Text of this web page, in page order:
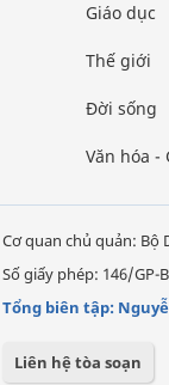
Giáo dục
Thế giới
Đời sống
Văn hóa -
Cơ quan chủ quản: Bộ
Số giấy phép: 146/GP-
Tổng biên tập:
Liên hệ tòa soạn